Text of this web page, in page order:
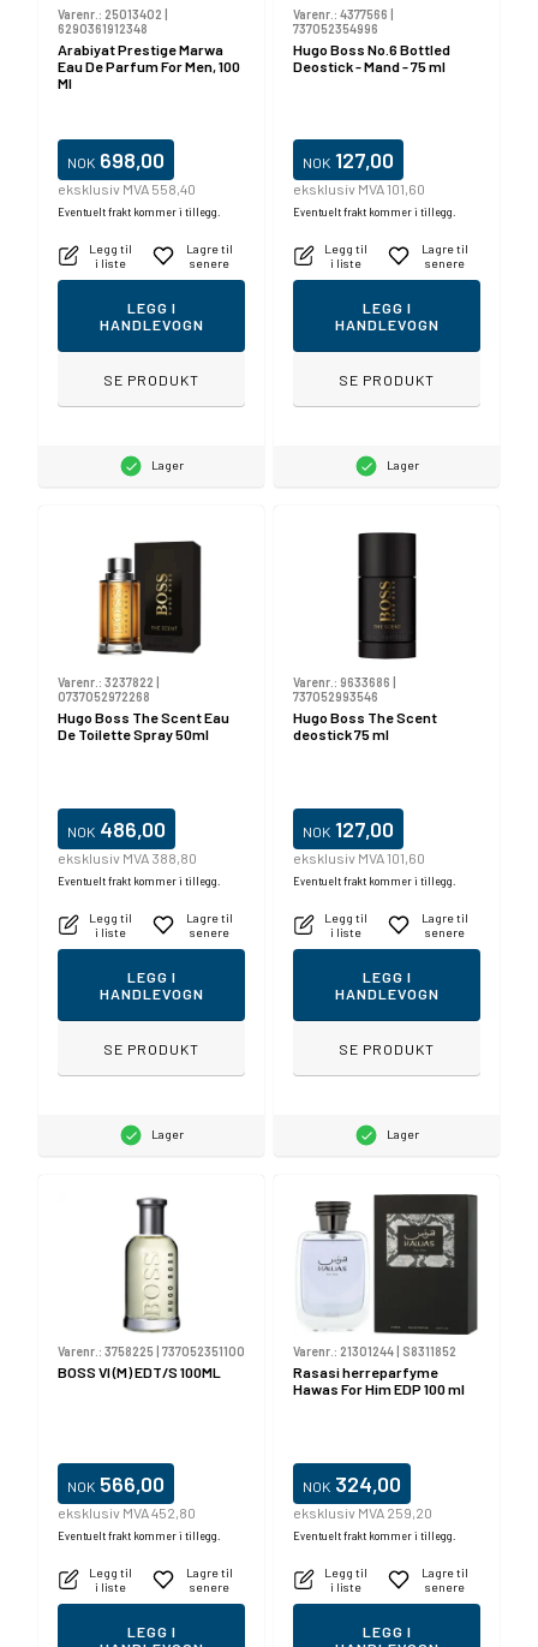
Varenr.: 25013402 |
6290361912348
Arabiyat Prestige Marwa
Eau De Parfum For Men, 100
Ml
NOK 698,00
eksklusiv MVA 558,40
Eventuelt frakt kommer i tillegg.
Legg til
i liste
Lagre til
senere
LEGG I
HANDLEVOGN
SE PRODUKT
Lager
Varenr.: 4377566 |
737052354996
Hugo Boss No.6 Bottled
Deostick - Mand - 75 ml
NOK 127,00
eksklusiv MVA 101,60
Eventuelt frakt kommer i tillegg.
Legg til
i liste
Lagre til
senere
LEGG I
HANDLEVOGN
SE PRODUKT
Lager
Varenr.: 3237822
0737052972268
Hugo Boss The Scent Eau
De Toilette Spray 50ml
NOK 486,00
eksklusiv MVA 388,80
Eventuelt frakt kommer i tillegg.
Legg til
i liste
Lagre til
senere
LEGG I
HANDLEVOGN
SE PRODUKT
Lager
Varenr.: 9633686
737052993546
Hugo Boss The Scent
deostick 75 ml
NOK 127,00
eksklusiv MVA 101,60
Eventuelt frakt kommer i tillegg.
Legg til
i liste
Lagre til
senere
LEGG I
HANDLEVOGN
SE PRODUKT
Lager
Varenr.: 3758225 737052351100
BOSS VI (M) EDT/S 100ML
NOK 566,00
eksklusiv MVA 452,80
Eventuelt frakt kommer i tillegg.
Legg til
i liste
Lagre til
senere
LEGG I
Varenr.: 21301244 S8311852
Rasasi herreparfyme
Hawas For Him EDP 100 ml
NOK 324,00
eksklusiv MVA 259,20
Eventuelt frakt kommer i tillegg.
Legg til
i liste
Lagre til
senere
LEGG I